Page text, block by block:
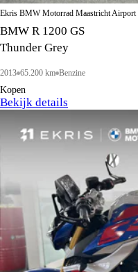
Ekris BMW Motorrad Maastricht Airport
BMW R 1200 GS
Thunder Grey
2013 65.200 km Benzine
Kopen
Bekijk details